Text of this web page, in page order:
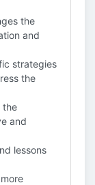
the
and
strategies
the
the
and
lessons